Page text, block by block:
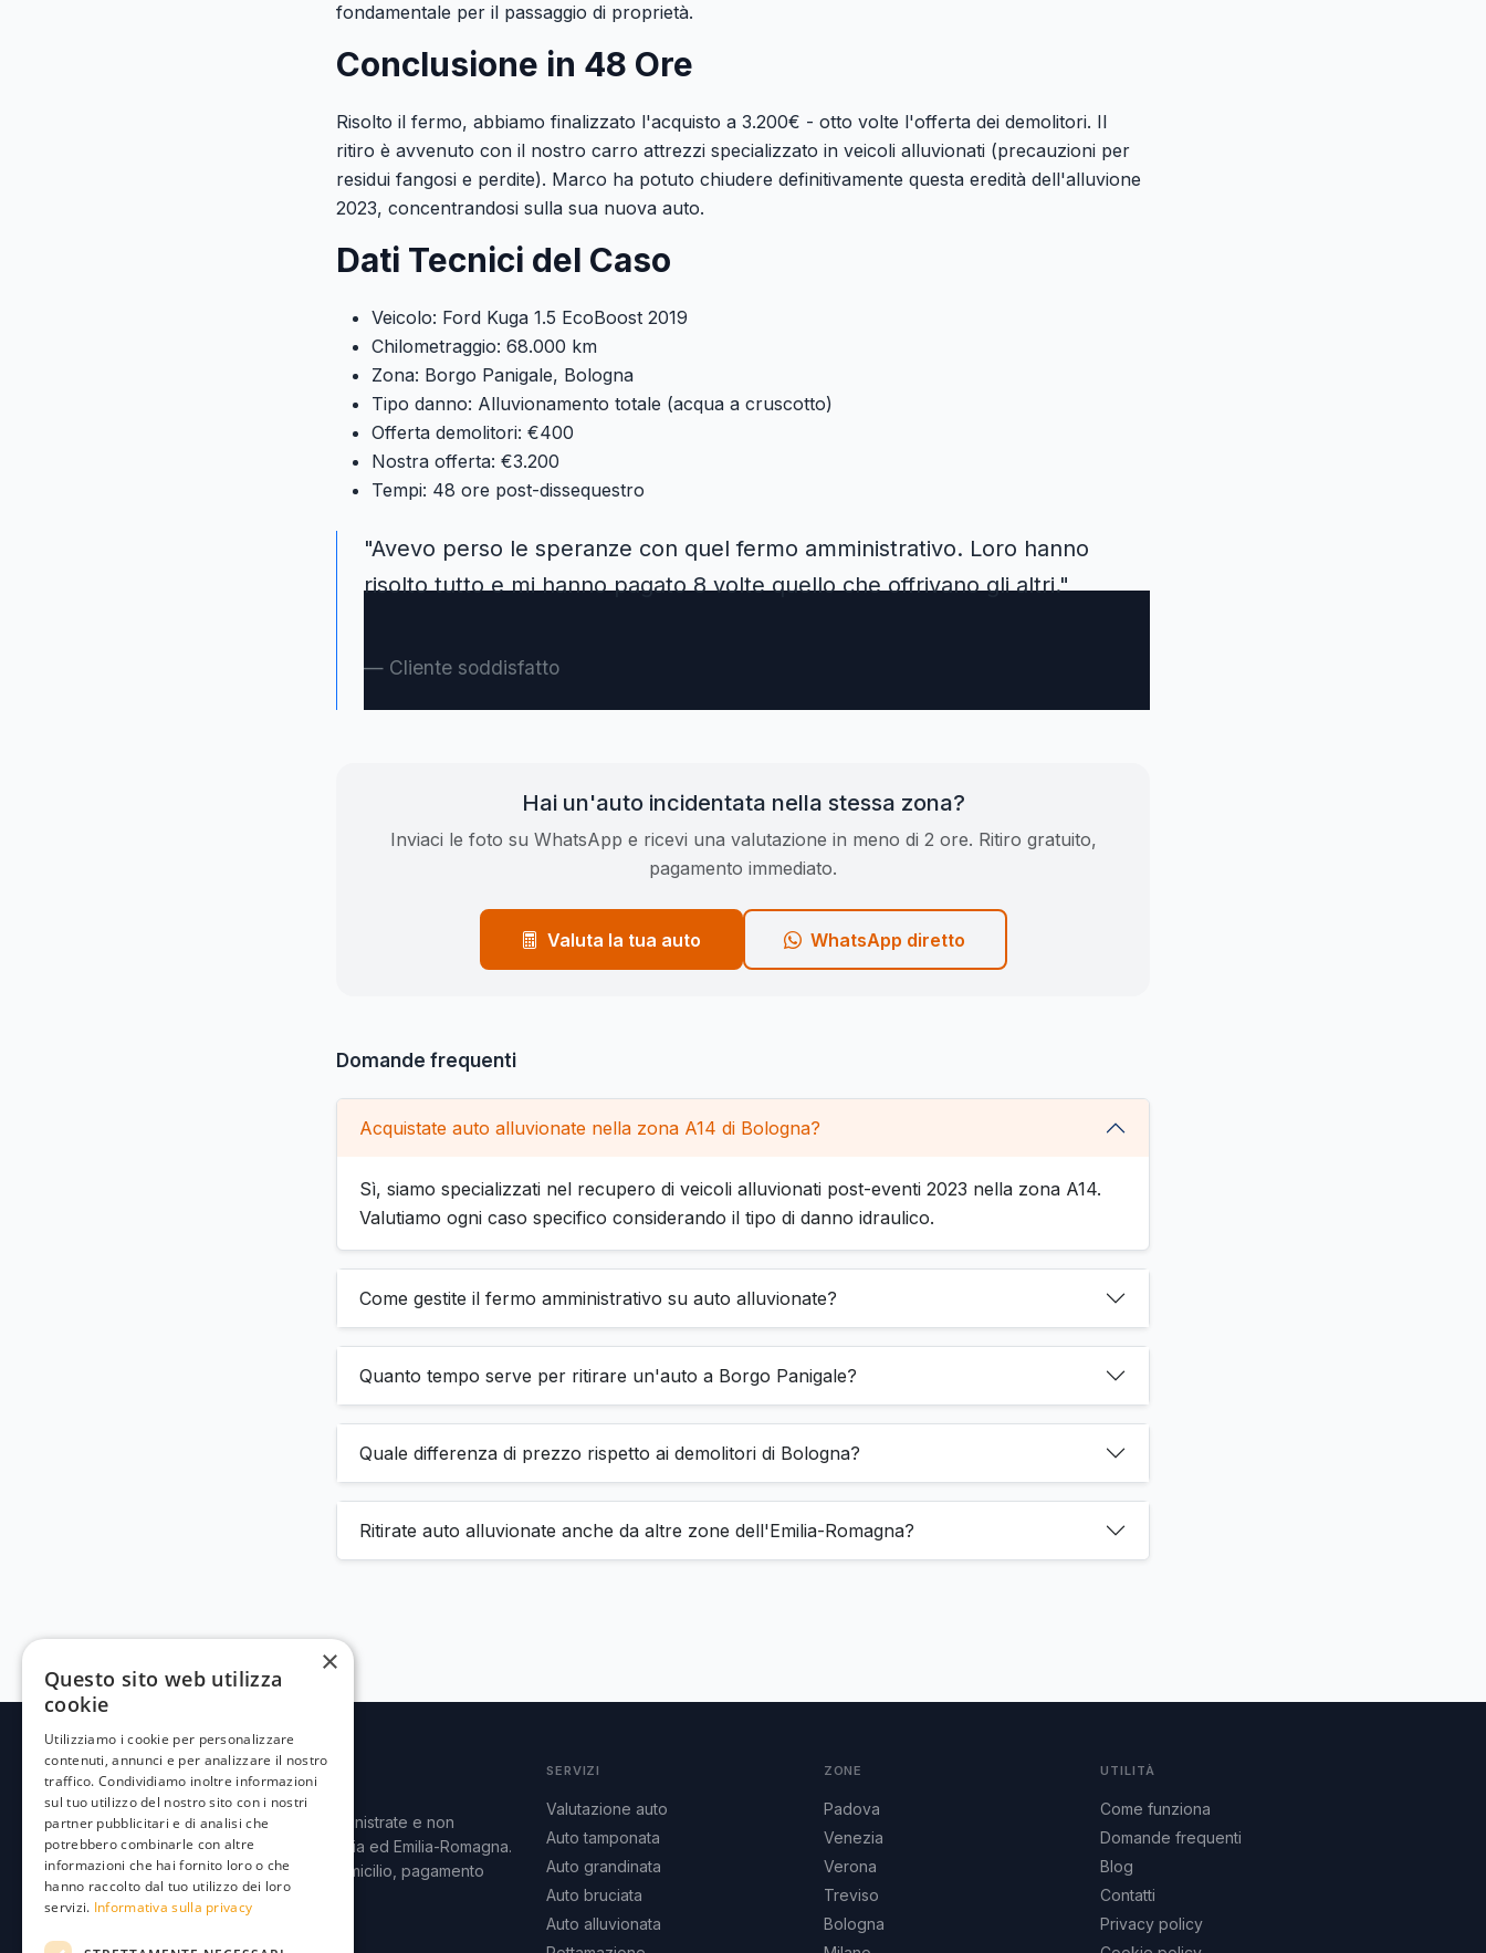
fondamentale per il passaggio di proprietà.
Conclusione in 48 Ore
Risolto il fermo, abbiamo finalizzato l'acquisto a 3.200€ - otto volte l'offerta dei demolitori. Il
ritiro è avvenuto con il nostro carro attrezzi specializzato in veicoli alluvionati (precauzioni per
residui fangosi e perdite). Marco ha potuto chiudere definitivamente questa eredità dell'alluvione
2023, concentrandosi sulla sua nuova auto.
Dati Tecnici del Caso
Veicolo: Ford Kuga 1.5 EcoBoost 2019
Chilometraggio: 68.000 km
Zona: Borgo Panigale, Bologna
Tipo danno: Alluvionamento totale (acqua a cruscotto)
Offerta demolitori: €400
Nostra offerta: €3.200
Tempi: 48 ore post-dissequestro
"Avevo perso le speranze con quel fermo amministrativo. Loro hanno
risolto tutto e mi hanno pagato 8 volte quello che offrivano gli altri."
Cliente soddisfatto
Hai un'auto incidentata nella stessa zona?
Inviaci le foto su WhatsApp e ricevi una valutazione in meno di 2 ore. Ritiro gratuito,
pagamento immediato.
Valuta la tua auto WhatsApp diretto
Domande frequenti
Acquistate auto alluvionate nella zona A14 di Bologna?
Sì, siamo specializzati nel recupero di veicoli alluvionati post-eventi 2023 nella zona A14.
Valutiamo ogni caso specifico considerando il tipo di danno idraulico.
Come gestite il fermo amministrativo su auto alluvionate?
Quanto tempo serve per ritirare un'auto a Borgo Panigale?
Quale differenza di prezzo rispetto ai demolitori di Bologna?
Ritirate auto alluvionate anche da altre zone dell'Emilia-Romagna?
VeicoliSinistrati
Acquistiamo auto incidentate, sinistrate e non
funzionanti in Veneto, Lombardia ed Emilia-Romagna.
Valutazione gratuita, ritiro a domicilio, pagamento
immediato.
SERVIZI
Valutazione auto
Auto tamponata
Auto grandinata
Auto bruciata
Auto alluvionata
ZONE
Padova
Venezia
Verona
Treviso
Bologna
UTILITÀ
Come funziona
Domande frequenti
Blog
Contatti
Privacy policy
×
Questo sito web utilizza
cookie
Utilizziamo i cookie per personalizzare
contenuti, annunci e per analizzare il nostro
traffico. Condividiamo inoltre informazioni
sul tuo utilizzo del nostro sito con i nostri
partner pubblicitari e di analisi che
potrebbero combinarle con altre
informazioni che hai fornito loro o che
hanno raccolto dal tuo utilizzo dei loro
servizi. Informativa sulla privacy